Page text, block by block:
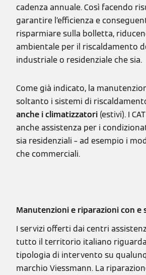
cadenza annuale. Così facendo
garantire l’efficienza e
risparmiare sulla bolletta,
ambientale per il riscaldamento
industriale o residenziale che sia.
Come già indicato, la
soltanto i sistemi di
anche i climatizzatori (estivi). I
anche assistenza per i
sia residenziali – ad esempio i
che commerciali.
Manutenzioni e riparazioni con e
I servizi offerti dai centri
tutto il territorio italiano
tipologia di intervento su
marchio Viessmann. La